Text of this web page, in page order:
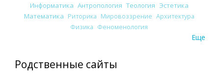
Информатика Антропология Теология Эстетика
Математика Риторика Мировоззрение Архитектура
Физика Феноменология
Еще
Родственные сайты